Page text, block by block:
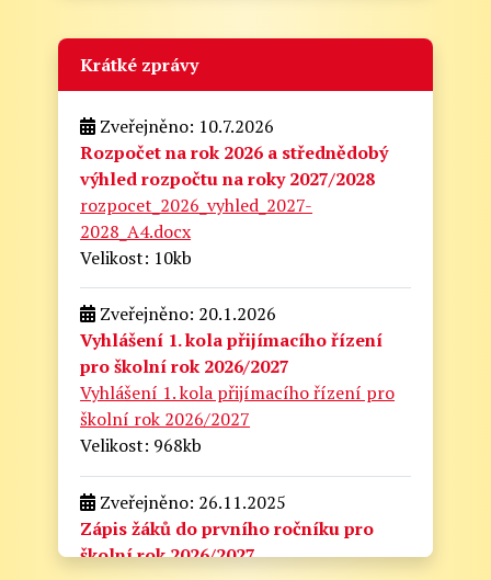
Krátké zprávy
Zveřejněno: 10.7.2026
Rozpočet na rok 2026 a střednědobý
výhled rozpočtu na roky 2027/2028
rozpocet_2026_vyhled_2027-
2028_A4.docx
Velikost: 10kb
Zveřejněno: 20.1.2026
Vyhlášení 1. kola přijímacího řízení
pro školní rok 2026/2027
Vyhlášení 1. kola přijímacího řízení pro
školní rok 2026/2027
Velikost: 968kb
Zveřejněno: 26.11.2025
Zápis žáků do prvního ročníku pro
školní rok 2026/2027